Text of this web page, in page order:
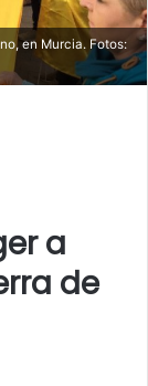
en Murcia. Fotos:
a
de